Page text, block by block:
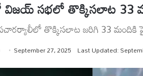
విజయ్ సభలో తొక్కిసలాట 33
తొక్కిసలాట జరిగి 33 మందికి
September 27, 2025 Last Updated: